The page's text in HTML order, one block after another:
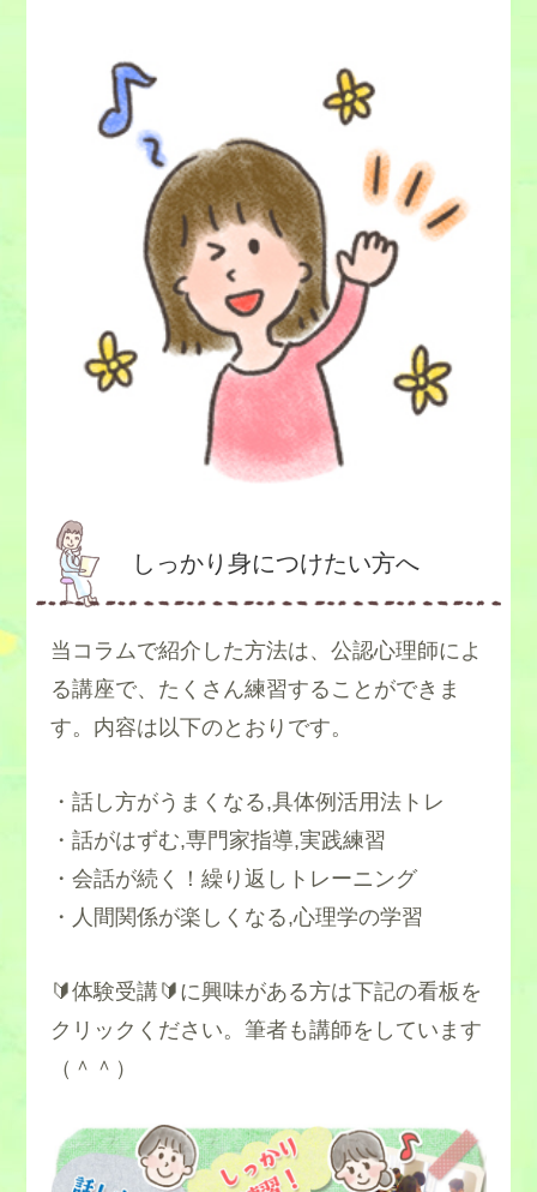
しっかり身につけたい方へ
当コラムで紹介した方法は、公認心理師によ
る講座で、たくさん練習することができま
す。内容は以下のとおりです。
・話し方がうまくなる,具体例活用法トレ
・話がはずむ,専門家指導,実践練習
・会話が続く！繰り返しトレーニング
・人間関係が楽しくなる,心理学の学習
🔰体験受講🔰に興味がある方は下記の看板を
クリックください。筆者も講師をしています
（＾＾）